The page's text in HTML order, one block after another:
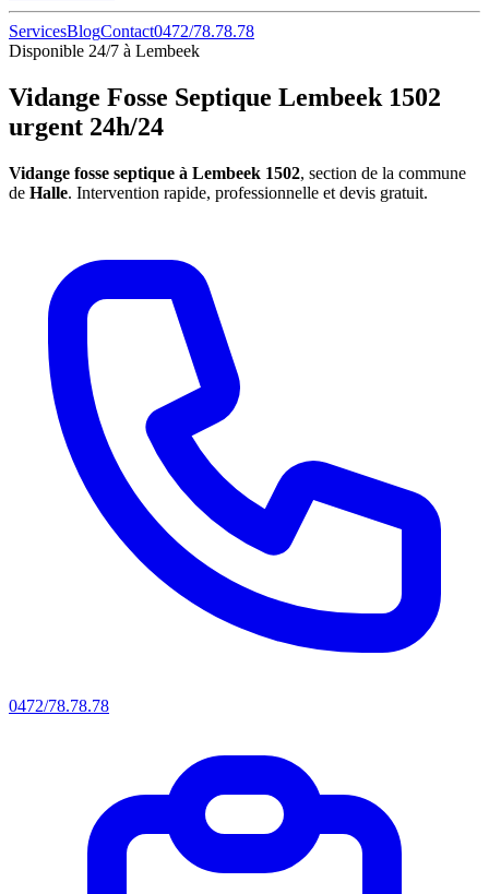
ServicesBlogContact0472/78.78.78
Disponible 24/7 à Lembeek
Vidange Fosse Septique Lembeek 1502
urgent 24h/24
Vidange fosse septique à Lembeek 1502, section de la commune
de Halle. Intervention rapide, professionnelle et devis gratuit.
0472/78.78.78